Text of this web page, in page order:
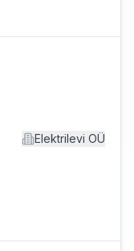
Elektrilevi OÜ